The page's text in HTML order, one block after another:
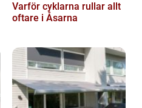
Varför cyklarna rullar allt
oftare i Åsarna